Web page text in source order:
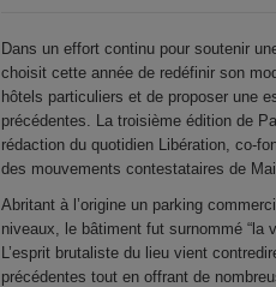
Dans un effort continu pour soutenir
choisit cette année de redéfinir son
hôtels particuliers et de proposer une
précédentes. La troisième édition de
rédaction du quotidien Libération, co-
des mouvements contestataires de
Abritant à l’origine un parking
niveaux, le bâtiment fut surnommé “la
L’esprit brutaliste du lieu vient
précédentes tout en offrant de